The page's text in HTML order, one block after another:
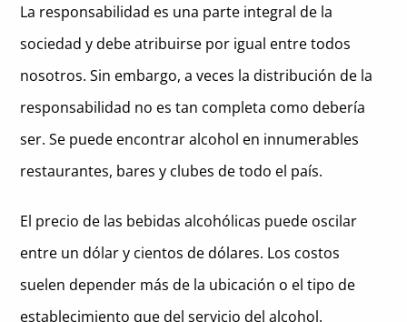
La responsabilidad es una parte integral de la
sociedad y debe atribuirse por igual entre todos
nosotros. Sin embargo, a veces la distribución de la
responsabilidad no es tan completa como debería
ser. Se puede encontrar alcohol en innumerables
restaurantes, bares y clubes de todo el país.
El precio de las bebidas alcohólicas puede oscilar
entre un dólar y cientos de dólares. Los costos
suelen depender más de la ubicación o el tipo de
establecimiento que del servicio del alcohol.